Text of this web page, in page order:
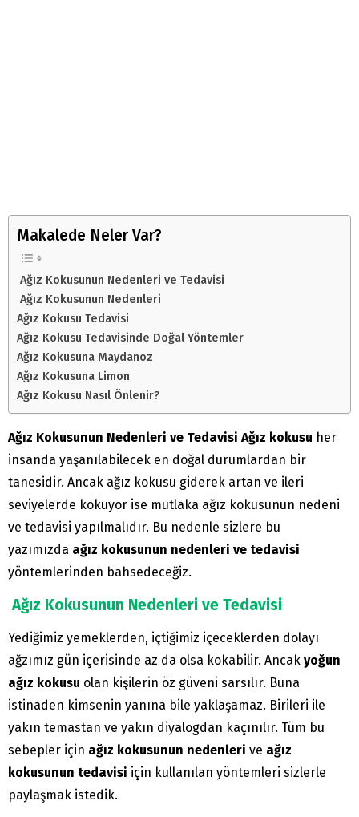
Makalede Neler Var?
Ağız Kokusunun Nedenleri ve Tedavisi
Ağız Kokusunun Nedenleri
Ağız Kokusu Tedavisi
Ağız Kokusu Tedavisinde Doğal Yöntemler
Ağız Kokusuna Maydanoz
Ağız Kokusuna Limon
Ağız Kokusu Nasıl Önlenir?
Ağız Kokusunun Nedenleri ve Tedavisi Ağız kokusu her
insanda yaşanılabilecek en doğal durumlardan bir
tanesidir. Ancak ağız kokusu giderek artan ve ileri
seviyelerde kokuyor ise mutlaka ağız kokusunun nedeni
ve tedavisi yapılmalıdır. Bu nedenle sizlere bu
yazımızda ağız kokusunun nedenleri ve tedavisi
yöntemlerinden bahsedeceğiz.
Ağız Kokusunun Nedenleri ve Tedavisi
Yediğimiz yemeklerden, içtiğimiz içeceklerden dolayı
ağzımız gün içerisinde az da olsa kokabilir. Ancak yoğun
ağız kokusu olan kişilerin öz güveni sarsılır. Buna
istinaden kimsenin yanına bile yaklaşamaz. Birileri ile
yakın temastan ve yakın diyalogdan kaçınılır. Tüm bu
sebepler için ağız kokusunun nedenleri ve ağız
kokusunun tedavisi için kullanılan yöntemleri sizlerle
paylaşmak istedik.